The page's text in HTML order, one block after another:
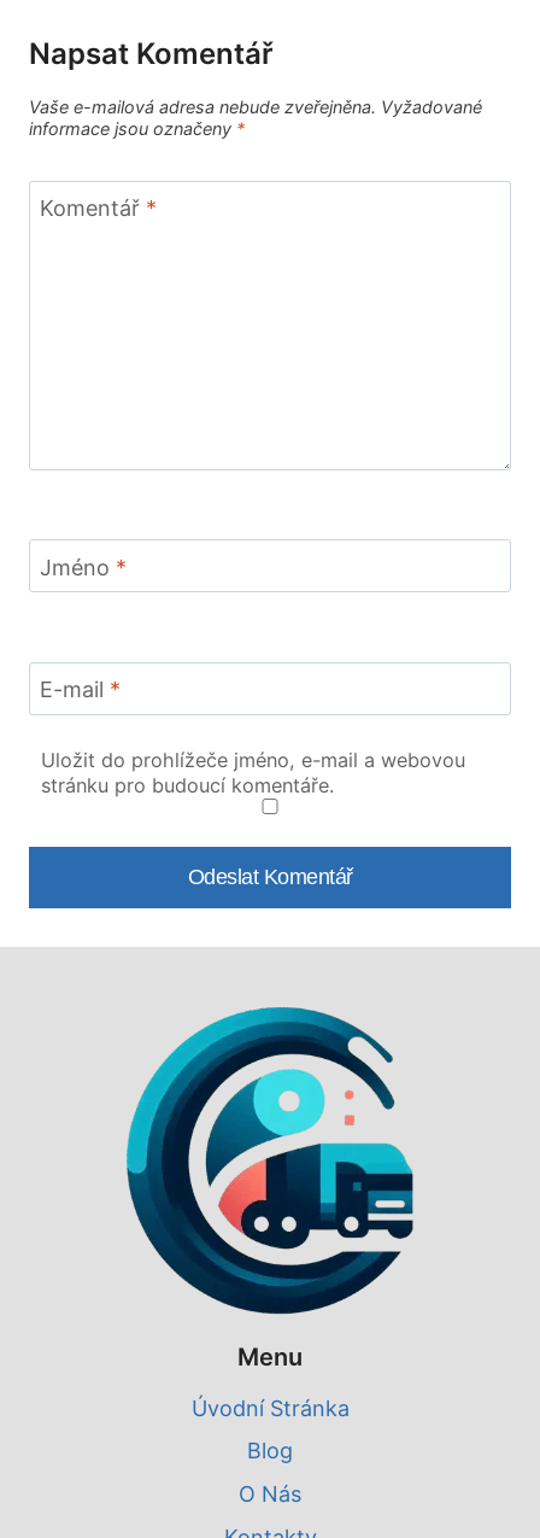
Napsat Komentář
Vaše e-mailová adresa nebude zveřejněna. Vyžadované
informace jsou označeny *
Komentář *
Jméno *
E-mail *
Uložit do prohlížeče jméno, e-mail a webovou
stránku pro budoucí komentáře.
Menu
Úvodní Stránka
Blog
O Nás